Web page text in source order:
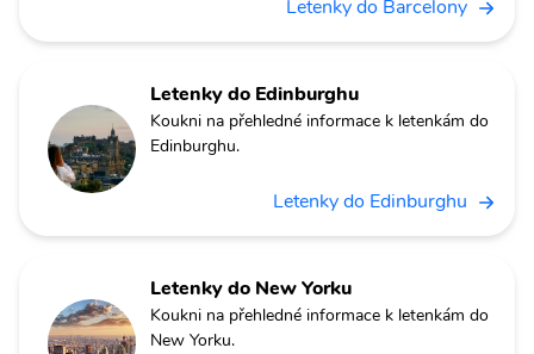
Letenky do Barcelony
Letenky do Edinburghu
Koukni na přehledné informace k letenkám do
Edinburghu.
Letenky do Edinburghu
Letenky do New Yorku
Koukni na přehledné informace k letenkám do
New Yorku.